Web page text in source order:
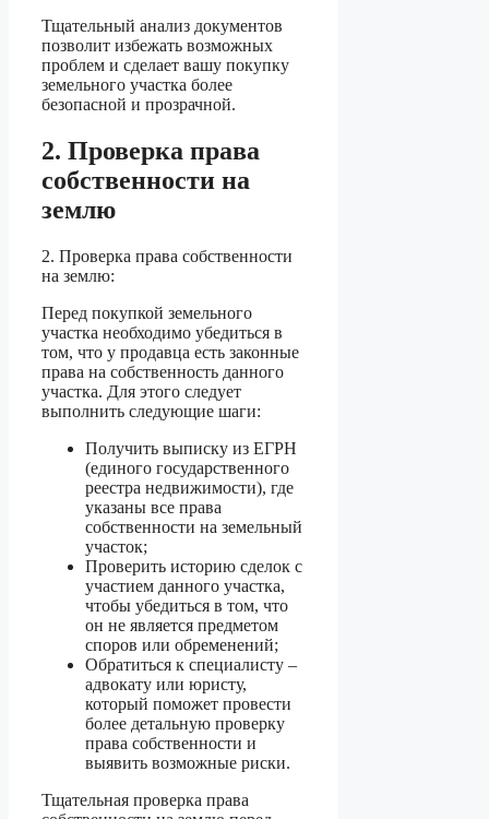
Тщательный анализ документов
позволит избежать возможных
проблем и сделает вашу покупку
земельного участка более
безопасной и прозрачной.
2. Проверка права
собственности на
землю
2. Проверка права собственности
на землю:
Перед покупкой земельного
участка необходимо убедиться в
том, что у продавца есть законные
права на собственность данного
участка. Для этого следует
выполнить следующие шаги:
Получить выписку из ЕГРН
(единого государственного
реестра недвижимости), где
указаны все права
собственности на земельный
участок;
Проверить историю сделок с
участием данного участка,
чтобы убедиться в том, что
он не является предметом
споров или обременений;
Обратиться к специалисту –
адвокату или юристу,
который поможет провести
более детальную проверку
права собственности и
выявить возможные риски.
Тщательная проверка права